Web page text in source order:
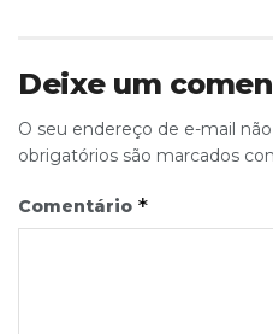
Deixe um
O seu endereço de e-mail
obrigatórios são marcados
Comentário *